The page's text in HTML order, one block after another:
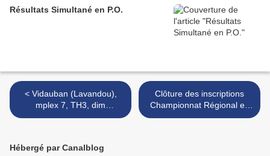
Résultats Simultané en P.O.
< Vidauban (Lavandou),
mplex 7, TH3, dim
02/04/2023 : résultats
Clôture des inscriptions
Championnat Régional en
PO >
Hébergé par Canalblog